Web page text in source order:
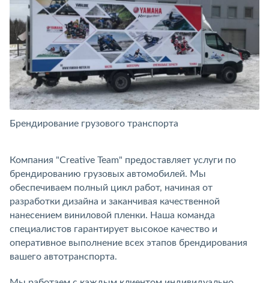
Брендирование грузового транспорта
Компания "Creative Team" предоставляет услуги по
брендированию грузовых автомобилей. Мы
обеспечиваем полный цикл работ, начиная от
разработки дизайна и заканчивая качественной
нанесением виниловой пленки. Наша команда
специалистов гарантирует высокое качество и
оперативное выполнение всех этапов брендирования
вашего автотранспорта.